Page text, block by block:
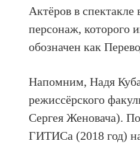
Актёров в
персонаж, которого
обозначен как
Напомним, Надя
режиссёрского
Сергея Женовача).
ГИТИСа (2018 год)